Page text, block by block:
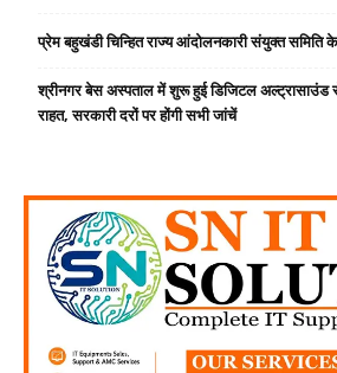
प्रेम बहुखंडी चिन्हित राज्य आंदोलनकारी संयुक्त समिति
श्रीनगर बेस अस्पताल में शुरू हुई डिजिटल अल्ट्रासाउंड
राहत, सरकारी दरों पर होंगी सभी जांचें